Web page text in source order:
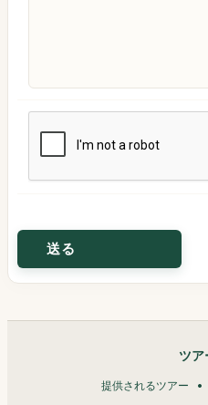
ツア
提供されるツアー